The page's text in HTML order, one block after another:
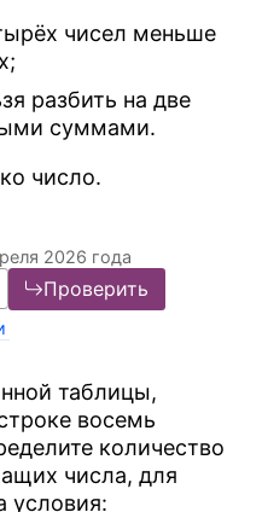
чисел меньше
разбить на две
суммами.
число.
2026 года
Проверить
таблицы,
восемь
количество
числа, для
условия: